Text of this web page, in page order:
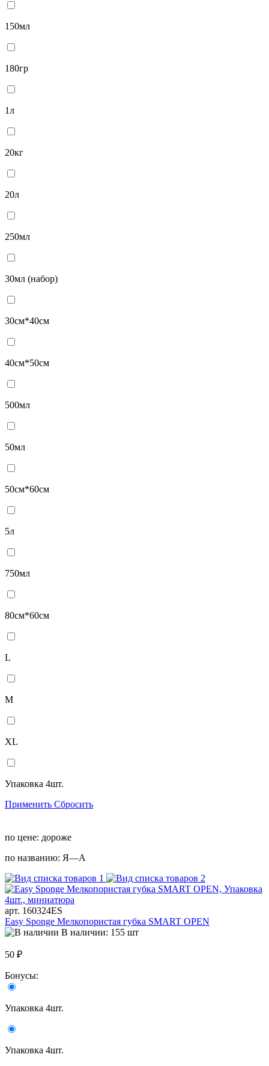
150мл
180гр
1л
20кг
20л
250мл
30мл (набор)
30см*40см
40см*50см
500мл
50мл
50см*60см
5л
750мл
80см*60см
L
M
XL
Упаковка 4шт.
Применить Сбросить
по цене: дороже
по названию: Я—А
арт. 160324ES
Easy Sponge Мелкопористая губка SMART OPEN
В наличии: 155 шт
50 ₽
Бонусы:
Упаковка 4шт.
Упаковка 4шт.